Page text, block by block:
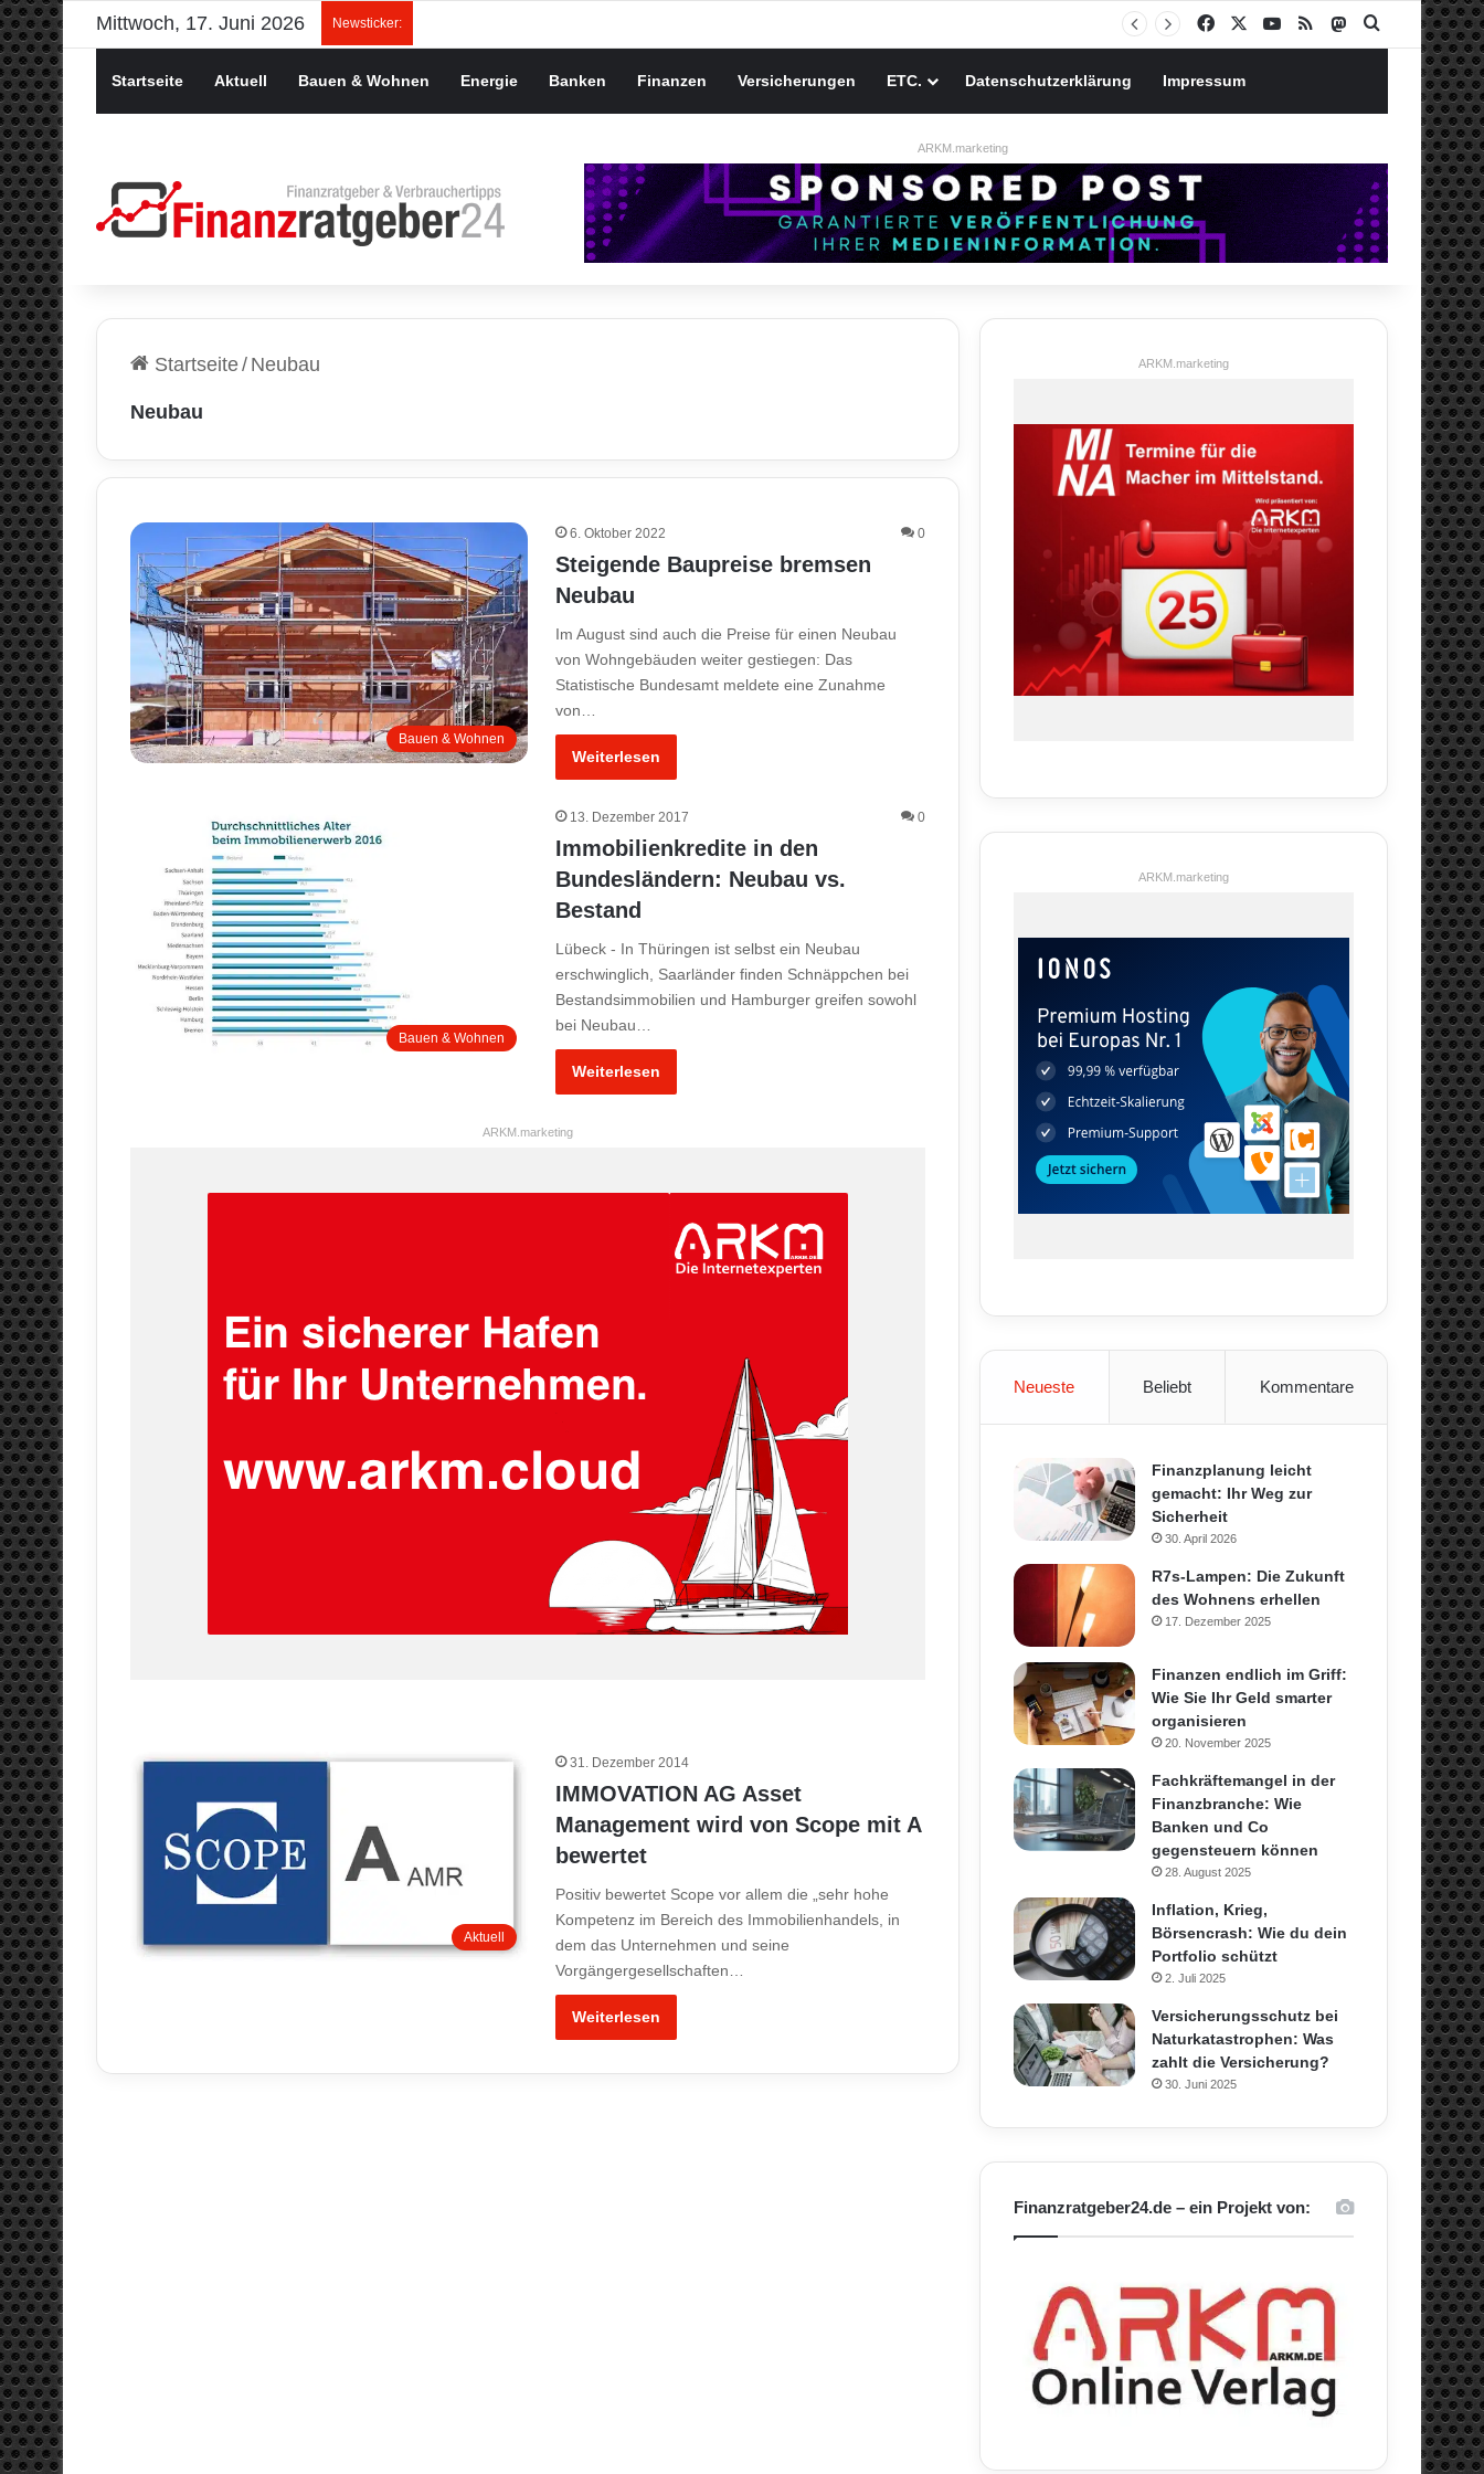
Mittwoch, 17. Juni 2026 Newsticker: Facebook YouTube
RSS MastodonSuchen nach
Startseite Aktuell Bauen & Wohnen Energie Banken Finanzen Versicherungen ETC. Datenschutzerklärung Impressum
ARKM.marketing
Startseite/ Neubau
Neubau
Bauen & Wohnen
6. Oktober 2022 0
Steigende Baupreise bremsen
Neubau
Im August sind auch die Preise für einen Neubau
von Wohngebäuden weiter gestiegen: Das
Statistische Bundesamt meldete eine Zunahme
von…
Weiterlesen
Bauen & Wohnen
13. Dezember 2017 0
Immobilienkredite in den
Bundesländern: Neubau vs.
Bestand
Lübeck - In Thüringen ist selbst ein Neubau
erschwinglich, Saarländer finden Schnäppchen bei
Bestandsimmobilien und Hamburger greifen sowohl
bei Neubau…
Weiterlesen
ARKM.marketing
Aktuell
31. Dezember 2014
IMMOVATION AG Asset
Management wird von Scope mit A
bewertet
Positiv bewertet Scope vor allem die „sehr hohe
Kompetenz im Bereich des Immobilienhandels, in
dem das Unternehmen und seine
Vorgängergesellschaften…
Weiterlesen
ARKM.marketing
ARKM.marketing
Neueste Beliebt Kommentare
Finanzplanung leicht
gemacht: Ihr Weg zur
Sicherheit
30. April 2026
R7s-Lampen: Die Zukunft
des Wohnens erhellen
17. Dezember 2025
Finanzen endlich im Griff:
Wie Sie Ihr Geld smarter
organisieren
20. November 2025
Fachkräftemangel in der
Finanzbranche: Wie
Banken und Co
gegensteuern können
28. August 2025
Inflation, Krieg,
Börsencrash: Wie du dein
Portfolio schützt
2. Juli 2025
Versicherungsschutz bei
Naturkatastrophen: Was
zahlt die Versicherung?
30. Juni 2025
Finanzratgeber24.de – ein Projekt von: